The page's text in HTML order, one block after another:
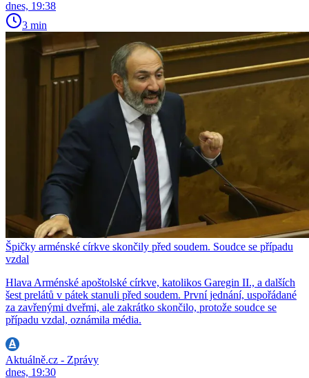
dnes, 19:38
3 min
Špičky arménské církve skončily před soudem. Soudce se případu
vzdal
Hlava Arménské apoštolské církve, katolikos Garegin II., a dalších
šest prelátů v pátek stanuli před soudem. První jednání, uspořádané
za zavřenými dveřmi, ale zakrátko skončilo, protože soudce se
případu vzdal, oznámila média.
Aktuálně.cz - Zprávy
dnes, 19:30